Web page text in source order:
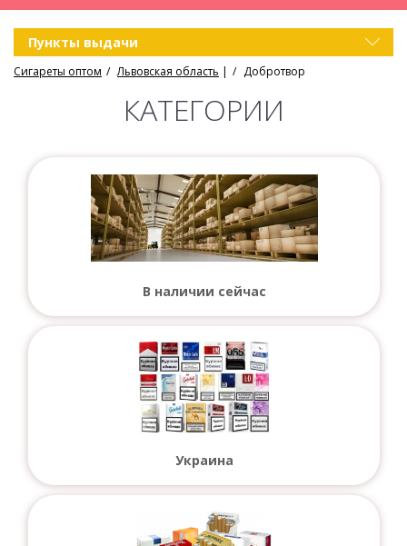
Пункты выдачи
Сигареты оптом Львовская область | Добротвор
КАТЕГОРИИ
В наличии сейчас
Украина